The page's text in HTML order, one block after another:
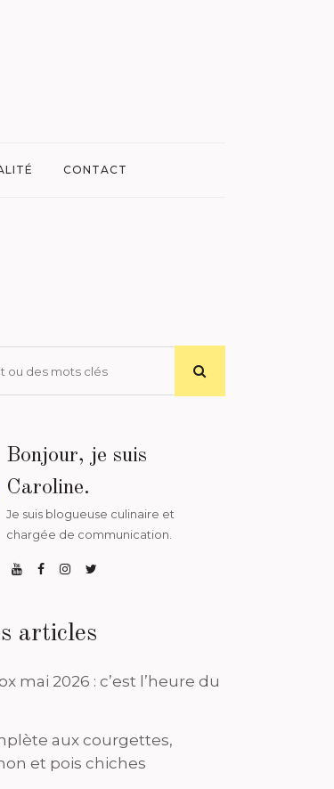
CONTACT
Bonjour, je suis
Caroline.
Je suis blogueuse culinaire et
chargée de communication.
articles
mai 2026 : c’est l’heure du
aux courgettes,
et pois chiches